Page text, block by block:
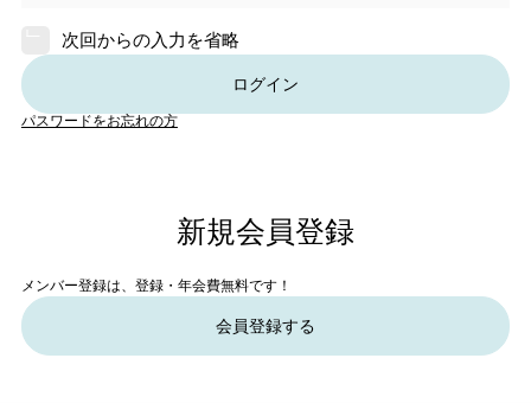
次回からの入力を省略
ログイン
パスワードをお忘れの方
新規会員登録
メンバー登録は、登録・年会費無料です！
会員登録する